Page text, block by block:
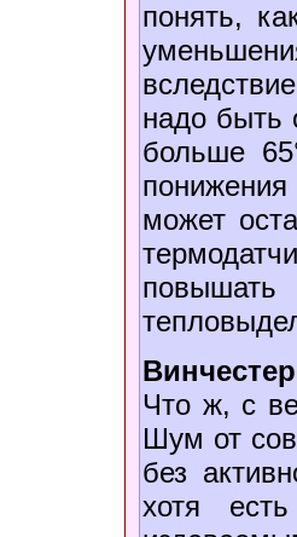
понять,
надо быть
больше
понижения
может
повышать
Что ж, с
Шум от
без
хотя